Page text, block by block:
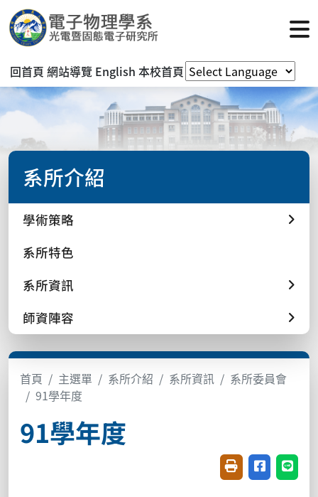
回首頁 網站導覽 English 本校首頁
系所介紹
學術策略
系所特色
系所資訊
師資陣容
首頁 主選單 系所介紹 系所資訊
系所委員會
91學年度
91學年度
友善列印(開新視
分享至臉書
分享